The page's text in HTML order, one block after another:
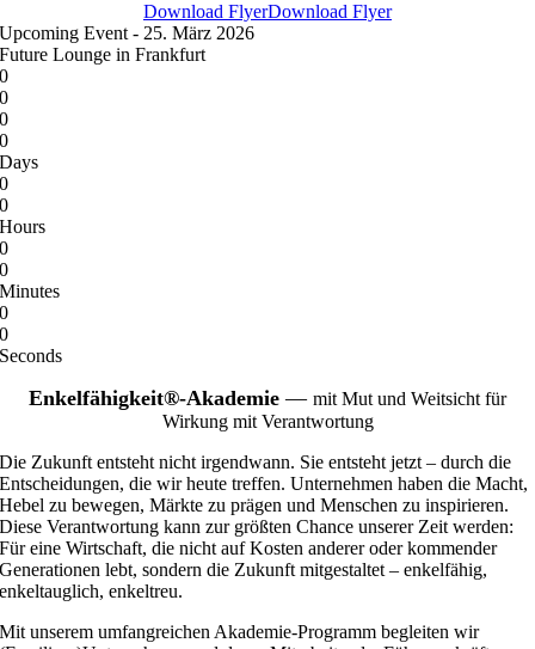
Download FlyerDownload Flyer
Upcoming Event - 25. März 2026
Future Lounge in Frankfurt
0
0
0
0
Days
0
0
Hours
0
0
Minutes
0
0
Seconds
Enkelfähigkeit®-Akademie — mit Mut und Weitsicht für
Wirkung mit Verantwortung
Die Zukunft entsteht nicht irgendwann. Sie entsteht jetzt – durch die
Entscheidungen, die wir heute treffen. Unternehmen haben die Macht,
Hebel zu bewegen, Märkte zu prägen und Menschen zu inspirieren.
Diese Verantwortung kann zur größten Chance unserer Zeit werden:
Für eine Wirtschaft, die nicht auf Kosten anderer oder kommender
Generationen lebt, sondern die Zukunft mitgestaltet – enkelfähig,
enkeltauglich, enkeltreu.
Mit unserem umfangreichen Akademie-Programm begleiten wir